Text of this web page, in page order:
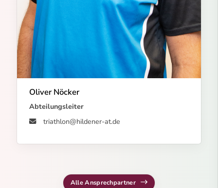
Oliver Nöcker
Abteilungsleiter
triathlon@hildener-at.de
Alle Ansprechpartner